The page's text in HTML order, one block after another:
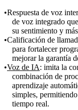
Respuesta de voz
de voz integrado
su sentimiento y más
Calificación de
para fortalecer
mejorar la garantía
Voz de IA: imita la
combinación de
aprendizaje
simples,
tiempo real.